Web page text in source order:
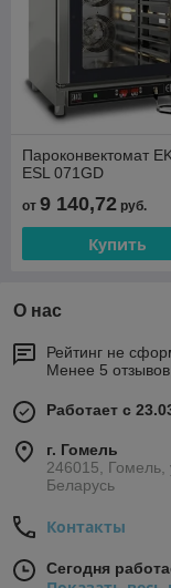
Пароконвектомат
ESL 071GD
от 9 140,72 руб.
Купить
О нас
Рейтинг не
Менее 5
Работает с
г. Гомель
246015,
Беларусь
Контакты
Сегодня